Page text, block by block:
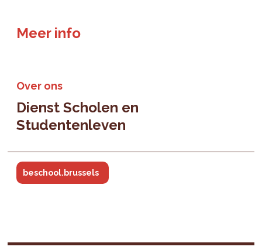
Meer info
Over ons
Dienst Scholen en
Studentenleven
beschool.brussels